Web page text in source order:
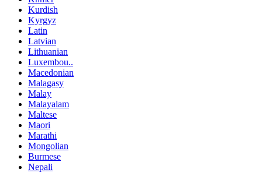
Kurdish
Kyrgyz
Latin
Latvian
Lithuanian
Luxembou..
Macedonian
Malagasy
Malay
Malayalam
Maltese
Maori
Marathi
Mongolian
Burmese
Nepali